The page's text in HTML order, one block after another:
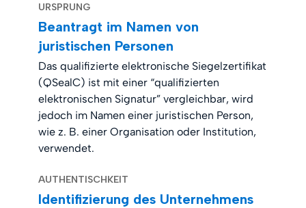
URSPRUNG
Beantragt im Namen von
juristischen Personen
Das qualifizierte elektronische Siegelzertifikat
(QSealC) ist mit einer “qualifizierten
elektronischen Signatur” vergleichbar, wird
jedoch im Namen einer juristischen Person,
wie z. B. einer Organisation oder Institution,
verwendet.
AUTHENTISCHKEIT
Identifizierung des Unternehmens